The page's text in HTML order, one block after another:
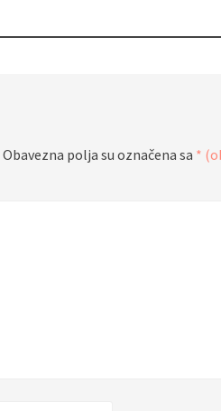
Obavezna polja su označena sa *